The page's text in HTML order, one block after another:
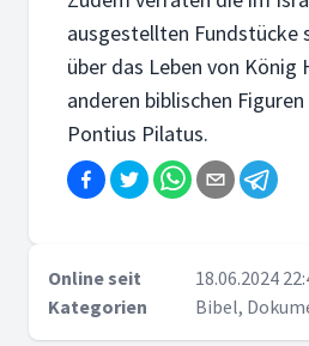
ausgestellten Fundstücke
über das Leben von König
anderen biblischen
Pontius Pilatus.
Online seit
18.06.2024
Kategorien
Bibel,